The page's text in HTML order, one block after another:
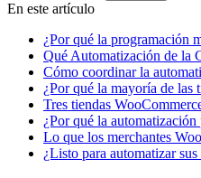
En este artículo
¿Por qué la programación
Qué Automatización de la
Cómo coordinar la
¿Por qué la mayoría de las
Tres tiendas
¿Por qué la
Lo que los merchantes
¿Listo para automatizar